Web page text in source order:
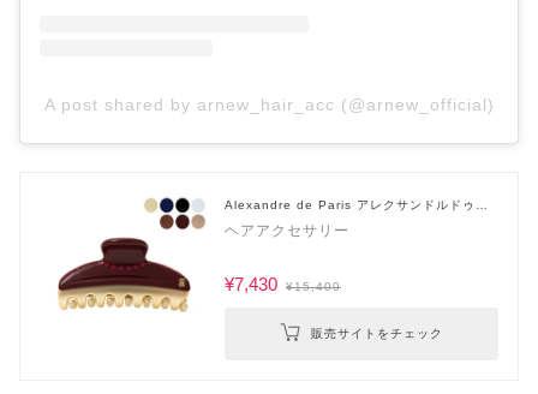
A post shared by arnew_hair_acc (@arnew_official)
Alexandre de Paris アレクサンドルドゥパ
ヘアアクセサリー
¥7,430 ¥15,400
販売サイトをチェック